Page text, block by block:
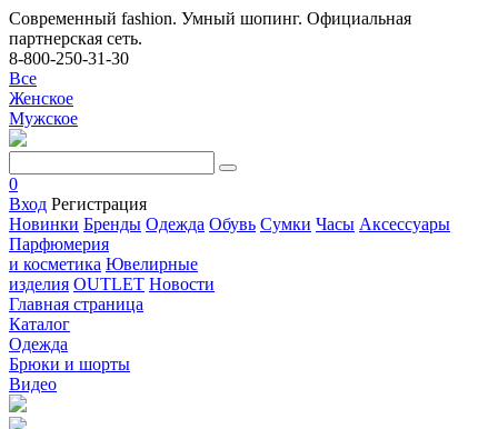
Современный fashion. Умный шопинг. Официальная
партнерская сеть.
8-800-250-31-30
Все
Женское
Мужское
0
Вход Регистрация
Новинки Бренды Одежда Обувь Сумки Часы Аксессуары
Парфюмерия
и косметика Ювелирные
изделия OUTLET Новости
Главная страница
Каталог
Одежда
Брюки и шорты
Видео